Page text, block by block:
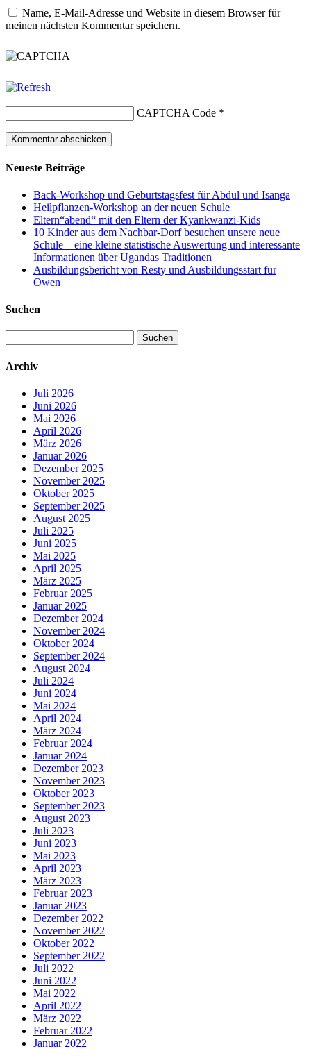
Name, E-Mail-Adresse und Website in diesem Browser für
meinen nächsten Kommentar speichern.
CAPTCHA Code *
Neueste Beiträge
Back-Workshop und Geburtstagsfest für Abdul und Isanga
Heilpflanzen-Workshop an der neuen Schule
Eltern“abend“ mit den Eltern der Kyankwanzi-Kids
10 Kinder aus dem Nachbar-Dorf besuchen unsere neue
Schule – eine kleine statistische Auswertung und interessante
Informationen über Ugandas Traditionen
Ausbildungsbericht von Resty und Ausbildungsstart für
Owen
Suchen
nach:
Archiv
Juli 2026
Juni 2026
Mai 2026
April 2026
März 2026
Januar 2026
Dezember 2025
November 2025
Oktober 2025
September 2025
August 2025
Juli 2025
Juni 2025
Mai 2025
April 2025
März 2025
Februar 2025
Januar 2025
Dezember 2024
November 2024
Oktober 2024
September 2024
August 2024
Juli 2024
Juni 2024
Mai 2024
April 2024
März 2024
Februar 2024
Januar 2024
Dezember 2023
November 2023
Oktober 2023
September 2023
August 2023
Juli 2023
Juni 2023
Mai 2023
April 2023
März 2023
Februar 2023
Januar 2023
Dezember 2022
November 2022
Oktober 2022
September 2022
Juli 2022
Juni 2022
Mai 2022
April 2022
März 2022
Februar 2022
Januar 2022